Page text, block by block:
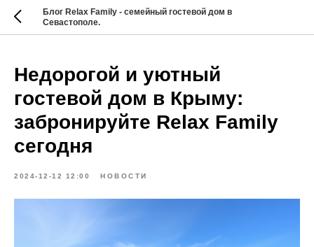
Блог Relax Family - семейный гостевой дом в
Севастополе.
Недорогой и уютный
гостевой дом в Крыму:
забронируйте Relax Family
сегодня
2024-12-12 12:00 НОВОСТИ